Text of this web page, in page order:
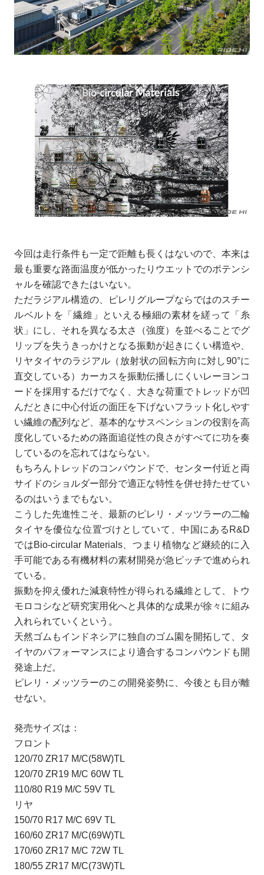
今回は走行条件も一定で距離も長くはないので、本来は
最も重要な路面温度が低かったりウエットでのポテンシ
ャルを確認できたはいない。
ただラジアル構造の、ピレリグループならではのスチー
ルベルトを「繊維」といえる極細の素材を縒って「糸
状」にし、それを異なる太さ（強度）を並べることでグ
リップを失うきっかけとなる振動が起きにくい構造や、
リヤタイヤのラジアル（放射状の回転方向に対し90°に
直交している）カーカスを振動伝播しにくいレーヨンコ
ードを採用するだけでなく、大きな荷重でトレッドが凹
んだときに中心付近の面圧を下げないフラット化しやす
い繊維の配列など、基本的なサスペンションの役割を高
度化しているための路面追従性の良さがすべてに功を奏
しているのを忘れてはならない。
もちろんトレッドのコンパウンドで、センター付近と両
サイドのショルダー部分で適正な特性を併せ持たせてい
るのはいうまでもない。
こうした先進性こそ、最新のピレリ・メッツラーの二輪
タイヤを優位な位置づけとしていて、中国にあるR&D
ではBio-circular Materials、つまり植物など継続的に入
手可能である有機材料の素材開発が急ピッチで進められ
ている。
振動を抑え優れた減衰特性が得られる繊維として、トウ
モロコシなど研究実用化へと具体的な成果が徐々に組み
入れられていくという。
天然ゴムもインドネシアに独自のゴム園を開拓して、タ
イヤのパフォーマンスにより適合するコンパウンドも開
発途上だ。
ピレリ・メッツラーのこの開発姿勢に、今後とも目が離
せない。
発売サイズは：
フロント
120/70 ZR17 M/C(58W)TL
120/70 ZR19 M/C 60W TL
110/80 R19 M/C 59V TL
リヤ
150/70 R17 M/C 69V TL
160/60 ZR17 M/C(69W)TL
170/60 ZR17 M/C 72W TL
180/55 ZR17 M/C(73W)TL